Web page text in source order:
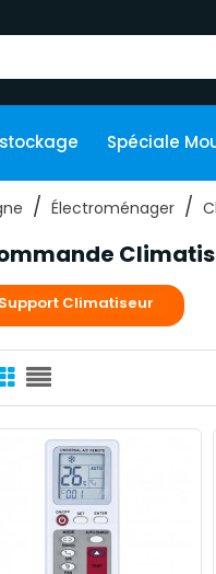
Spéciale
Électroménager
Support Climatiseur